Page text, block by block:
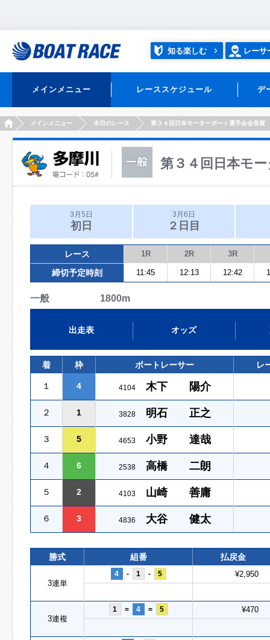
知る楽しむ レーサ
メインメニュー レーススケジュール デ
HOMEメインメニュー 本日のレース 第３４回日本モーターボート選手会会長賞
第３４回日本モ
3月5日
初日
3月6日
２日目
レース 1R 2R 3R
締切予定時刻 11:45 12:13 12:42
一般 1800m
出走表 オッズ
着 枠 ボートレーサー レ
１ 4 4104 木下 陽介
２ 1 3828 明石 正之
３ 5 4653 小野 達哉
４ 6 2538 高橋 二朗
５ 2 4103 山崎 善庸
６ 3 4836 大谷 健太
勝式 組番 払戻金
3連単
4 - 1 - 5 ¥2,950
3連複
1 = 4 = 5 ¥470